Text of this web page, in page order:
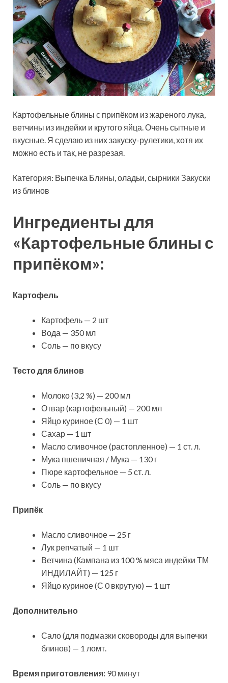
Картофельные блины с припёком из жареного лука,
ветчины из индейки и крутого яйца. Очень сытные и
вкусные. Я сделаю из них закуску-рулетики, хотя их
можно есть и так, не разрезая.
Категория: Выпечка Блины, оладьи, сырники Закуски
из блинов
Ингредиенты для
«Картофельные блины с
припёком»:
Картофель
Картофель — 2 шт
Вода — 350 мл
Соль — по вкусу
Тесто для блинов
Молоко (3,2 %) — 200 мл
Отвар (картофельный) — 200 мл
Яйцо куриное (С 0) — 1 шт
Сахар — 1 шт
Масло сливочное (растопленное) — 1 ст. л.
Мука пшеничная / Мука — 130 г
Пюре картофельное — 5 ст. л.
Соль — по вкусу
Припёк
Масло сливочное — 25 г
Лук репчатый — 1 шт
Ветчина (Кампана из 100 % мяса индейки ТМ
ИНДИЛАЙТ) — 125 г
Яйцо куриное (С 0 вкрутую) — 1 шт
Дополнительно
Сало (для подмазки сковороды для выпечки
блинов) — 1 ломт.
Время приготовления: 90 минут